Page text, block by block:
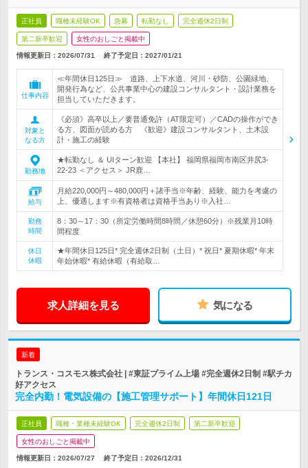
正社員 職種未経験OK 急募 転勤なし 完全週休2日制
第二新卒歓迎 女性のおしごと掲載中
情報更新日：2026/07/31 終了予定日： 2027/01/21
仕事内容
≪年間休日125日≫ 道路、上下水道、河川・砂防、公園緑地、
開発行為など、公共事業中心の建設コンサルタント・設計業務を
担当していただきます。
対象と
なる方
《必須》高卒以上／要普通免許（AT限定可）／CADの操作ができ
る方、図面が読める方 《歓迎》建設コンサルタント、土木設
計・施工の経験
勤務地
★転勤なし ＆ UIターン歓迎 【本社】 福岡県福岡市南区井尻3-
22-23 ＜アクセス＞ JR鹿…
給与
月給220,000円～480,000円＋諸手当※年齢、経験、能力を考慮の
上、優遇します※有資格者は資格手当あり※入社…
勤務
時間
8：30～17：30（所定労働時間8時間／休憩60分）※残業月10時
間程度
休日
休暇
★年間休日125日* 完全週休2日制（土日）* 祝日* 夏期休暇* 年末
年始休暇* 有給休暇（有給取…
求人詳細を見る 気になる
新着
トランス・コスモス株式会社 | #東証プライム上場 #完全週休2日制 #駅チカ
好アクセス
完全内勤！電気設備の【施工管理サポート】年間休日121日
正社員 職種・業種未経験OK 完全週休2日制 第二新卒歓迎
女性のおしごと掲載中
情報更新日：2026/07/27 終了予定日： 2026/12/31